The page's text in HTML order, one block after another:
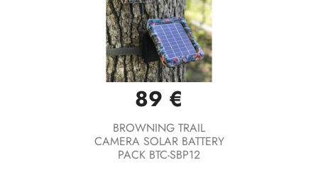
89 €
BROWNING TRAIL
CAMERA SOLAR BATTERY
PACK BTC-SBP12